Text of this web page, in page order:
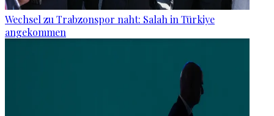
Wechsel zu Trabzonspor naht: Salah in Türkiye
angekommen